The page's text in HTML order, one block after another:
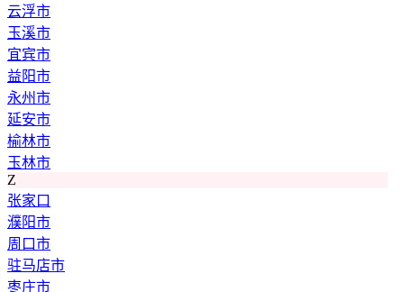
云浮市
玉溪市
宜宾市
益阳市
永州市
延安市
榆林市
玉林市
Z
张家口
濮阳市
周口市
驻马店市
枣庄市